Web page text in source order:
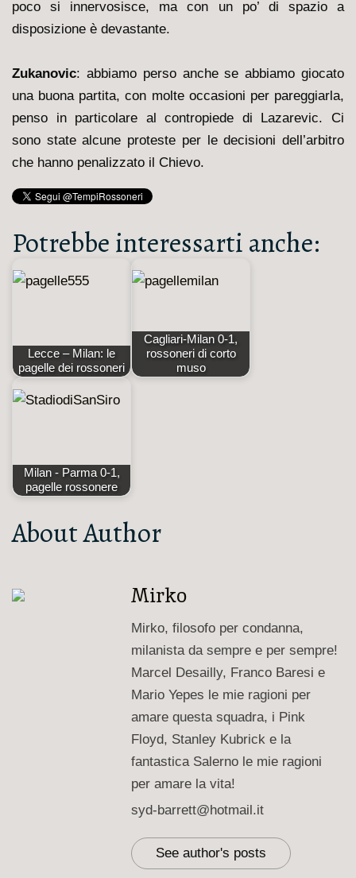
poco si innervosisce, ma con un po’ di spazio a
disposizione è devastante.
Zukanovic: abbiamo perso anche se abbiamo giocato
una buona partita, con molte occasioni per pareggiarla,
penso in particolare al contropiede di Lazarevic. Ci
sono state alcune proteste per le decisioni dell’arbitro
che hanno penalizzato il Chievo.
Potrebbe interessarti anche:
Lecce – Milan: le
pagelle dei rossoneri
Cagliari-Milan 0-1,
rossoneri di corto
muso
Milan - Parma 0-1,
pagelle rossonere
About Author
Mirko
Mirko, filosofo per condanna,
milanista da sempre e per sempre!
Marcel Desailly, Franco Baresi e
Mario Yepes le mie ragioni per
amare questa squadra, i Pink
Floyd, Stanley Kubrick e la
fantastica Salerno le mie ragioni
per amare la vita!
syd-barrett@hotmail.it
See author's posts